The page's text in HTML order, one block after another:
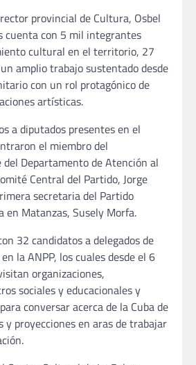
provincial de Cultura, Osbel
cuenta con 5 mil integrantes
cultural en el territorio, 27
amplio trabajo sustentado desde
con un rol protagónico de
artísticas.
a diputados presentes en el
el miembro del
Departamento de Atención al
Central del Partido, Jorge
secretaria del Partido
en Matanzas, Susely Morfa.
32 candidatos a delegados de
la ANPP, los cuales desde el 6
organizaciones,
sociales y educacionales y
conversar acerca de la Cuba de
y proyecciones en aras de trabajar